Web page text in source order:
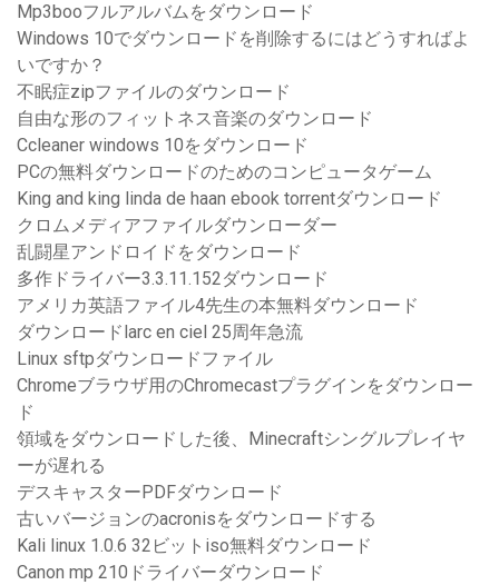
Mp3booフルアルバムをダウンロード
Windows 10でダウンロードを削除するにはどうすればよ
いですか？
不眠症zipファイルのダウンロード
自由な形のフィットネス音楽のダウンロード
Ccleaner windows 10をダウンロード
PCの無料ダウンロードのためのコンピュータゲーム
King and king linda de haan ebook torrentダウンロード
クロムメディアファイルダウンローダー
乱闘星アンドロイドをダウンロード
多作ドライバー3.3.11.152ダウンロード
アメリカ英語ファイル4先生の本無料ダウンロード
ダウンロードlarc en ciel 25周年急流
Linux sftpダウンロードファイル
Chromeブラウザ用のChromecastプラグインをダウンロー
ド
領域をダウンロードした後、Minecraftシングルプレイヤ
ーが遅れる
デスキャスターPDFダウンロード
古いバージョンのacronisをダウンロードする
Kali linux 1.0.6 32ビットiso無料ダウンロード
Canon mp 210ドライバーダウンロード